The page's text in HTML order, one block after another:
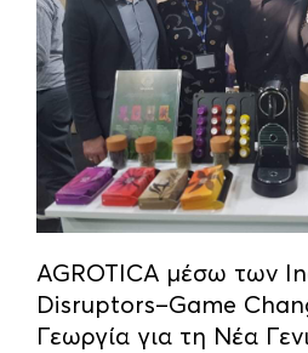
AGROTICA μέσω των
Disruptors–Game
Γεωργία για τη Νέα